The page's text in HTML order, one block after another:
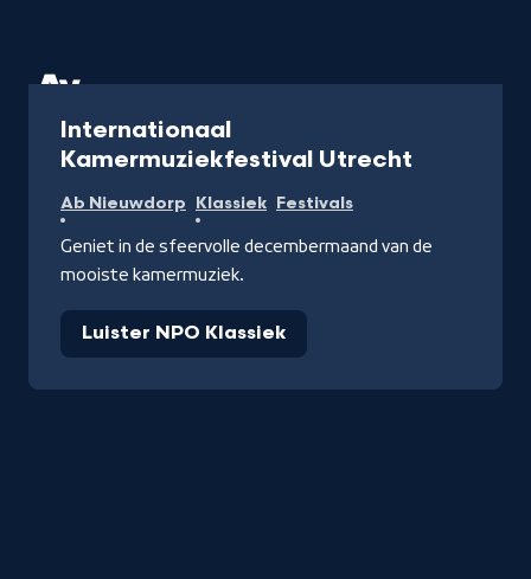
Internationaal
Kamermuziekfestival Utrecht
Ab Nieuwdorp Klassiek Festivals
Geniet in de sfeervolle decembermaand van de
mooiste kamermuziek.
Luister NPO Klassiek